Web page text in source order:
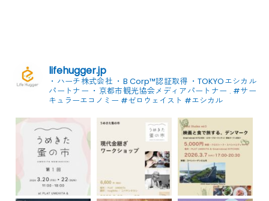
lifehugger.jp
・ハーチ株式会社 ・B Corp™認証取得 ・TOKYOエシカル
パートナー ・京都市観光協会メディアパートナー . #サー
キュラーエコノミー #ゼロウェイスト #エシカル